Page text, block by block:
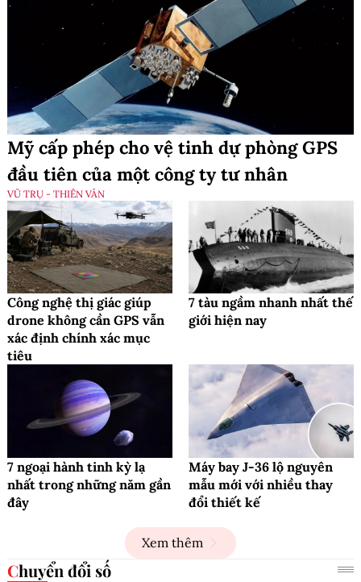
Mỹ cấp phép cho vệ tinh dự phòng GPS
đầu tiên của một công ty tư nhân
VŨ TRỤ - THIÊN VĂN
Công nghệ thị giác giúp
drone không cần GPS vẫn
xác định chính xác mục
tiêu
7 tàu ngầm nhanh nhất thế
giới hiện nay
7 ngoại hành tinh kỳ lạ
nhất trong những năm gần
đây
Máy bay J-36 lộ nguyên
mẫu mới với nhiều thay
đổi thiết kế
Xem thêm
Chuyển đổi số